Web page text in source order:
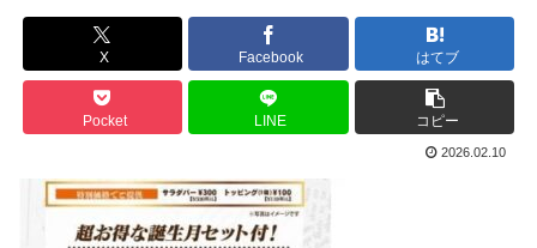
X Facebook はてブ
Pocket LINE コピー
2026.02.10